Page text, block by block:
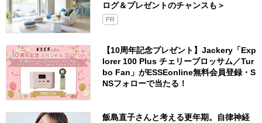
ログ＆プレゼントのチャンスも＞
PR
【10周年記念プレゼント】Jackery「Exp
lorer 100 Plus チェリーブロッサム／Tur
bo Fan」がESSEonline無料会員登録・S
NSフォローで当たる！
飯島直子さんと考える更年期。自律神経